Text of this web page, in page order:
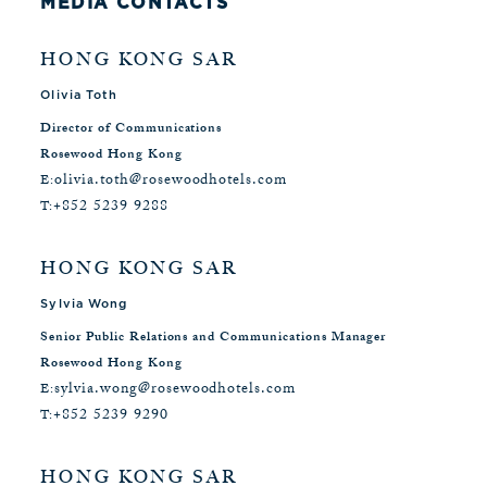
HONG KONG SAR
Olivia Toth
Director of Communications
Rosewood Hong Kong
E:olivia.toth@rosewoodhotels.com
T:+852 5239 9288
HONG KONG SAR
Sylvia Wong
Senior Public Relations and Communications Manager
Rosewood Hong Kong
E:sylvia.wong@rosewoodhotels.com
T:+852 5239 9290
HONG KONG SAR